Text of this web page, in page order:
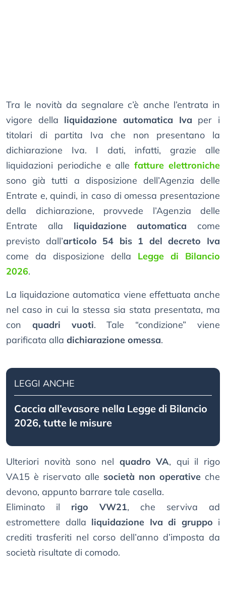
Tra le novità da segnalare c’è anche l’entrata in
vigore della liquidazione automatica Iva per i
titolari di partita Iva che non presentano la
dichiarazione Iva. I dati, infatti, grazie alle
liquidazioni periodiche e allefatture elettroniche
sono già tutti a disposizione dell’Agenzia delle
Entrate e, quindi, in caso di omessa presentazione
della dichiarazione, provvede l’Agenzia delle
Entrate alla liquidazione automatica come
previsto dall’articolo 54 bis 1 del decreto Iva
come da disposizione della Legge di Bilancio
2026.
La liquidazione automatica viene effettuata anche
nel caso in cui la stessa sia stata presentata, ma
con quadri vuoti. Tale “condizione” viene
parificata alla dichiarazione omessa.
LEGGI ANCHE
Caccia all’evasore nella Legge di Bilancio
2026, tutte le misure
Ulteriori novità sono nel quadro VA, qui il rigo
VA15 è riservato alle società non operative che
devono, appunto barrare tale casella.
Eliminato il rigo VW21, che serviva ad
estromettere dalla liquidazione Iva di gruppo i
crediti trasferiti nel corso dell’anno d’imposta da
società risultate di comodo.